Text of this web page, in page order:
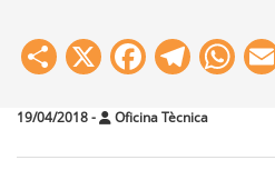
Share
X
19/04/2018- Oficina Tècnica